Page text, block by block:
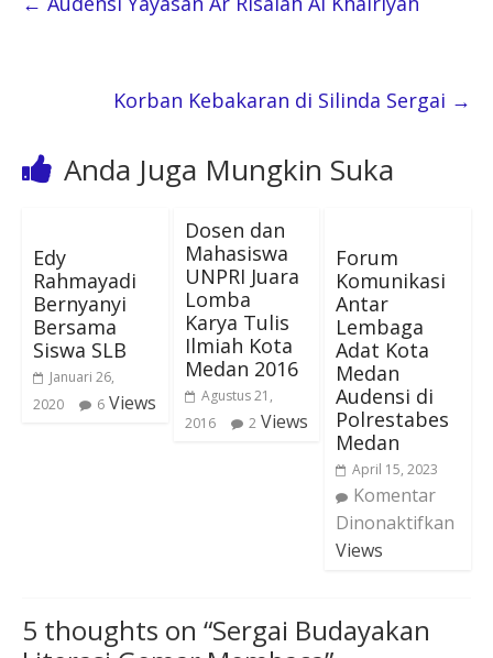
Korban Kebakaran di Silinda Sergai →
Anda Juga Mungkin Suka
Edy
Rahmayadi
Bernyanyi
Bersama
Siswa SLB
Januari 26,
2020
6 Views
Dosen dan
Mahasiswa
UNPRI Juara
Lomba
Karya Tulis
Ilmiah Kota
Medan 2016
Agustus 21,
2016
2 Views
Forum
Komunikasi
Antar
Lembaga
Adat Kota
Medan
Audensi di
Polrestabes
Medan
April 15, 2023
Komentar
Dinonaktifkan
Views
5 thoughts on “Sergai Budayakan